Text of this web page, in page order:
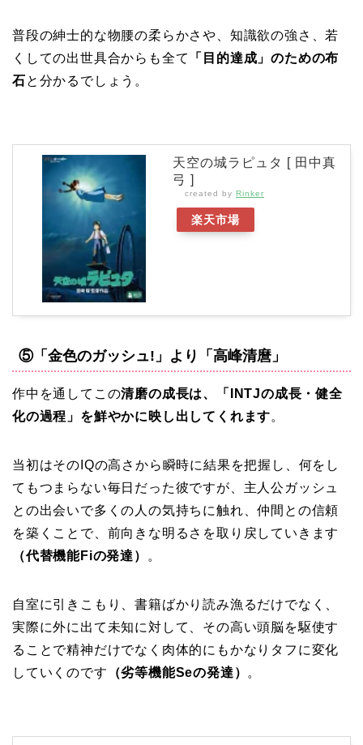
普段の紳士的な物腰の柔らかさや、知識欲の強さ、若
くしての出世具合からも全て
「目的達成」のための布
石と分かるでしょう。
天空の城ラピュタ [ 田中真
弓 ]
created by Rinker
楽天市場
⑤「金色のガッシュ!」より「高峰清麿」
作中を通してこの清磨の成長は、「INTJの成長・健全
化の過程」を鮮やかに映し出してくれます。
当初はそのIQの高さから瞬時に結果を把握し、何をし
てもつまらない毎日だった彼ですが、主人公ガッシュ
との出会いで多くの人の気持ちに触れ、仲間との信頼
を築くことで、前向きな明るさを取り戻していきます
（代替機能Fiの発達）
。
自室に引きこもり、書籍ばかり読み漁るだけでなく、
実際に外に出て未知に対して、その高い頭脳を駆使す
ることで精神だけでなく肉体的にもかなりタフに変化
していくのです （劣等機能Seの発達） 。